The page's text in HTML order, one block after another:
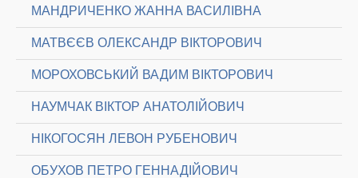
МАНДРИЧЕНКО ЖАННА ВАСИЛІВНА
МАТВЄЄВ ОЛЕКСАНДР ВІКТОРОВИЧ
МОРОХОВСЬКИЙ ВАДИМ ВІКТОРОВИЧ
НАУМЧАК ВІКТОР АНАТОЛІЙОВИЧ
НІКОГОСЯН ЛЕВОН РУБЕНОВИЧ
ОБУХОВ ПЕТРО ГЕННАДІЙОВИЧ